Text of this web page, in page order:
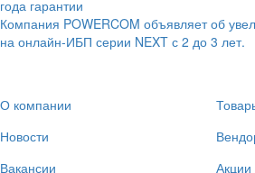
года гарантии
Компания POWERCOM объявляет об
на онлайн-ИБП серии NEXT с 2 до 3 лет.
О компании
Новости
Вакансии
Акции